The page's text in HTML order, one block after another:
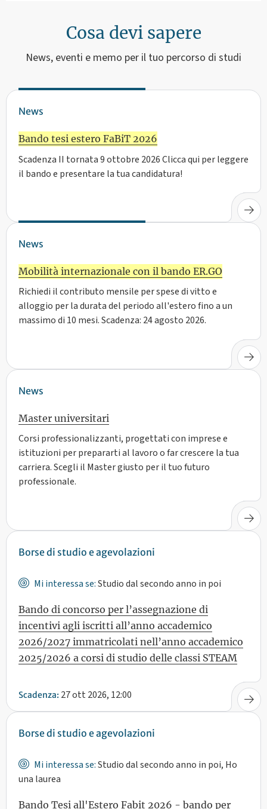
Cosa devi sapere
News, eventi e memo per il tuo percorso di studi
News
Bando tesi estero FaBiT 2026
Scadenza II tornata 9 ottobre 2026 Clicca qui per leggere
il bando e presentare la tua candidatura!
News
Mobilità internazionale con il bando ER.GO
Richiedi il contributo mensile per spese di vitto e
alloggio per la durata del periodo all'estero fino a un
massimo di 10 mesi. Scadenza: 24 agosto 2026.
News
Master universitari
Corsi professionalizzanti, progettati con imprese e
istituzioni per prepararti al lavoro o far crescere la tua
carriera. Scegli il Master giusto per il tuo futuro
professionale.
Borse di studio e agevolazioni
Mi interessa se:Studio dal secondo anno in poi
Bando di concorso per l’assegnazione di
incentivi agli iscritti all’anno accademico
2026/2027 immatricolati nell’anno accademico
2025/2026 a corsi di studio delle classi STEAM
Scadenza: 27 ott 2026, 12:00
Borse di studio e agevolazioni
Mi interessa se:Studio dal secondo anno in poi, Ho
una laurea
Bando Tesi all'Estero Fabit 2026 - bando per